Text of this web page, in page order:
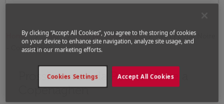
Home Voli Voli per Danimarca
Voli Pointe Noire
- Copenaghen
Prossimo voli da Pointe Noire a
Copenaghen
Prova ad aggiornare il tuo percorso (origine e/o
By clicking “Accept All Cookies”, you agree to the storing of cookies
on your device to enhance site navigation, analyze site usage, and
assist in our marketing efforts.
Accept All Cookies
Cookies Settings